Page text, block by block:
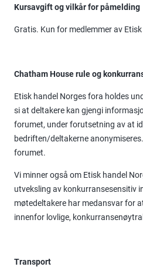
Kursavgift og vilkår for påmelding
Gratis. Kun for medlemmer av
Chatham House rule og
Etisk handel Norges fora holdes
si at deltakere kan gjengi
forumet, under forutsetning av at
bedriften/deltakerne
forumet.
Vi minner også om Etisk handel
utveksling av konkurransesensitiv
møtedeltakere har medansvar for
innenfor lovlige,
Transport